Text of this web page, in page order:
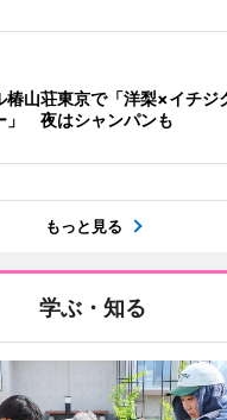
椿山荘東京で「洋梨×イチジ
」 夜はシャンパンも
もっと見る
学ぶ・知る